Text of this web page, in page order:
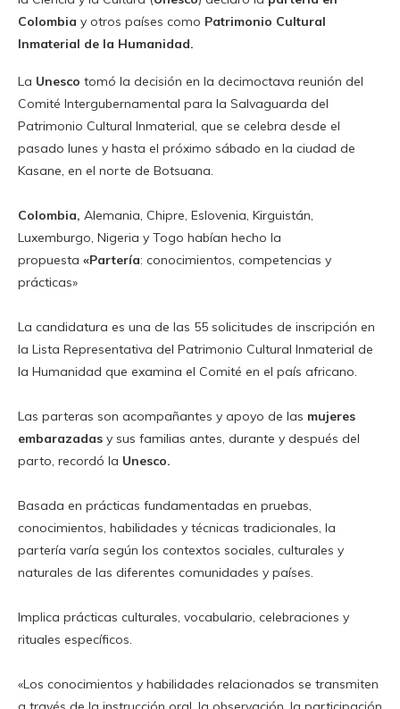
Colombia y otros países como Patrimonio Cultural
Inmaterial de la Humanidad.
La Unesco tomó la decisión en la decimoctava reunión del
Comité Intergubernamental para la Salvaguarda del
Patrimonio Cultural Inmaterial, que se celebra desde el
pasado lunes y hasta el próximo sábado en la ciudad de
Kasane, en el norte de Botsuana.
Colombia, Alemania, Chipre, Eslovenia, Kirguistán,
Luxemburgo, Nigeria y Togo habían hecho la
propuesta «Partería: conocimientos, competencias y
prácticas»
La candidatura es una de las 55 solicitudes de inscripción en
la Lista Representativa del Patrimonio Cultural Inmaterial de
la Humanidad que examina el Comité en el país africano.
Las parteras son acompañantes y apoyo de las mujeres
embarazadas y sus familias antes, durante y después del
parto, recordó la Unesco.
Basada en prácticas fundamentadas en pruebas,
conocimientos, habilidades y técnicas tradicionales, la
partería varía según los contextos sociales, culturales y
naturales de las diferentes comunidades y países.
Implica prácticas culturales, vocabulario, celebraciones y
rituales específicos.
«Los conocimientos y habilidades relacionados se transmiten